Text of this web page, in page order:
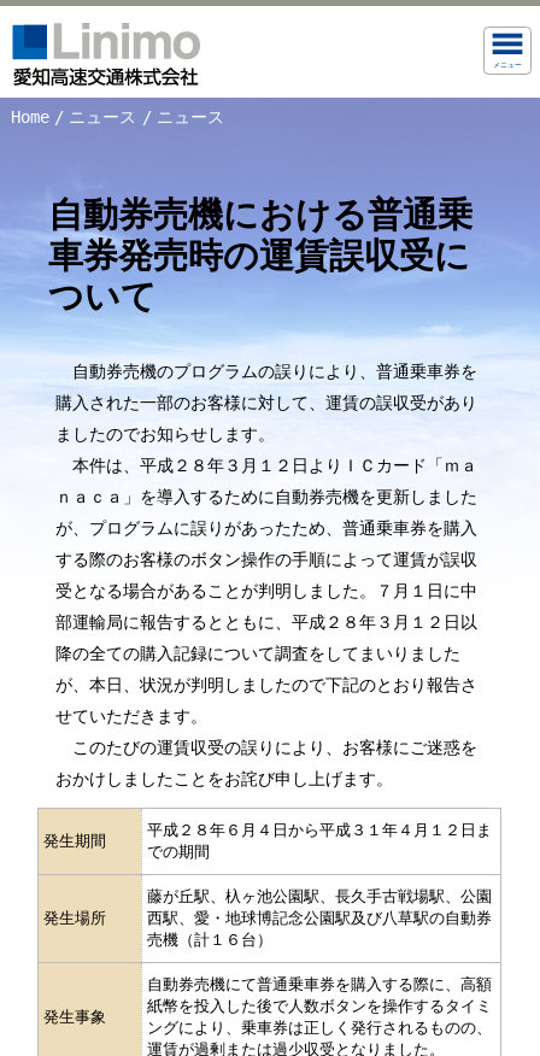
メニュー
Home ニュース ニュース
自動券売機における普通乗
車券発売時の運賃誤収受に
ついて
自動券売機のプログラムの誤りにより、普通乗車券を
購入された一部のお客様に対して、運賃の誤収受があり
ましたのでお知らせします。
本件は、平成２８年３月１２日よりＩＣカード「ｍａ
ｎａｃａ」を導入するために自動券売機を更新しました
が、プログラムに誤りがあったため、普通乗車券を購入
する際のお客様のボタン操作の手順によって運賃が誤収
受となる場合があることが判明しました。７月１日に中
部運輸局に報告するとともに、平成２８年３月１２日以
降の全ての購入記録について調査をしてまいりました
が、本日、状況が判明しましたので下記のとおり報告さ
せていただきます。
このたびの運賃収受の誤りにより、お客様にご迷惑を
おかけしましたことをお詫び申し上げます。
発生期間
平成２８年６月４日から平成３１年４月１２日ま
での期間
発生場所
藤が丘駅、杁ヶ池公園駅、長久手古戦場駅、公園
西駅、愛・地球博記念公園駅及び八草駅の自動券
売機（計１６台）
発生事象
自動券売機にて普通乗車券を購入する際に、高額
紙幣を投入した後で人数ボタンを操作するタイミ
ングにより、乗車券は正しく発行されるものの、
運賃が過剰または過少収受となりました。